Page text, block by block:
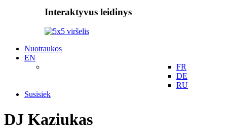
Interaktyvus leidinys
Nuotraukos
EN
FR
DE
RU
Susisiek
DJ Kaziukas